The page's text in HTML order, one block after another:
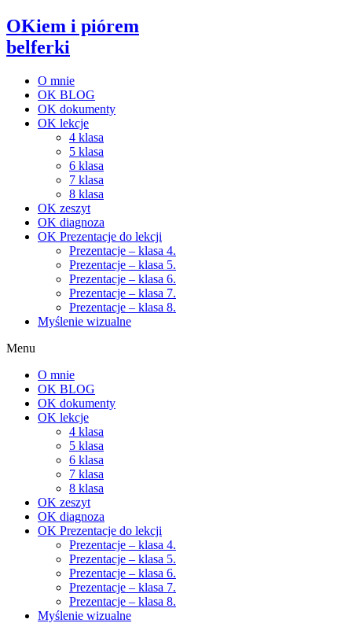
OKiem i piórem
belferki
O mnie
OK BLOG
OK dokumenty
OK lekcje
4 klasa
5 klasa
6 klasa
7 klasa
8 klasa
OK zeszyt
OK diagnoza
OK Prezentacje do lekcji
Prezentacje – klasa 4.
Prezentacje – klasa 5.
Prezentacje – klasa 6.
Prezentacje – klasa 7.
Prezentacje – klasa 8.
Myślenie wizualne
Menu
O mnie
OK BLOG
OK dokumenty
OK lekcje
4 klasa
5 klasa
6 klasa
7 klasa
8 klasa
OK zeszyt
OK diagnoza
OK Prezentacje do lekcji
Prezentacje – klasa 4.
Prezentacje – klasa 5.
Prezentacje – klasa 6.
Prezentacje – klasa 7.
Prezentacje – klasa 8.
Myślenie wizualne